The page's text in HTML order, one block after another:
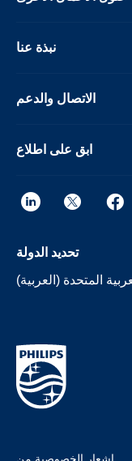
نبذة عنا
الاتصال والدعم
ابق على اطلاع
تحديد الدولة